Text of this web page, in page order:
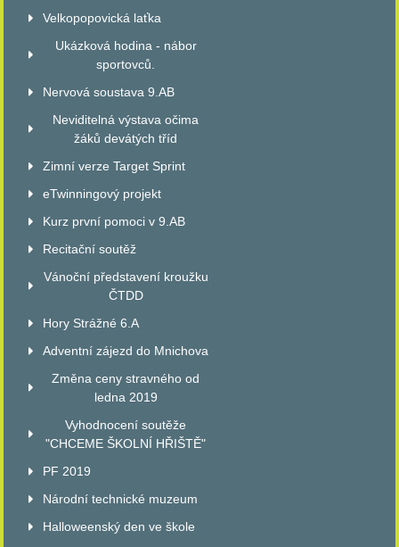
Velkopopovická laťka
Ukázková hodina - nábor
sportovců.
Nervová soustava 9.AB
Neviditelná výstava očima
žáků devátých tříd
Zimní verze Target Sprint
eTwinningový projekt
Kurz první pomoci v 9.AB
Recitační soutěž
Vánoční představení kroužku
ČTDD
Hory Strážné 6.A
Adventní zájezd do Mnichova
Změna ceny stravného od
ledna 2019
Vyhodnocení soutěže
"CHCEME ŠKOLNÍ HŘIŠTĚ"
PF 2019
Národní technické muzeum
Halloweenský den ve škole